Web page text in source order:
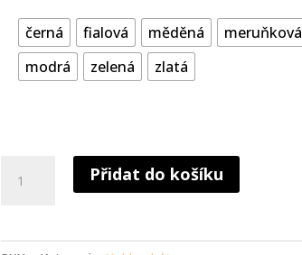
černá fialová měděná
meruňková
modrá
zelená zlatá
drátek
Přidat do košíku